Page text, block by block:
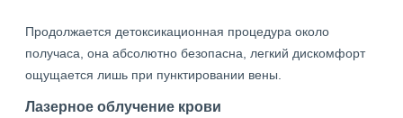
Продолжается детоксикационная процедура около
получаса, она абсолютно безопасна, легкий дискомфорт
ощущается лишь при пунктировании вены.
Лазерное облучение крови